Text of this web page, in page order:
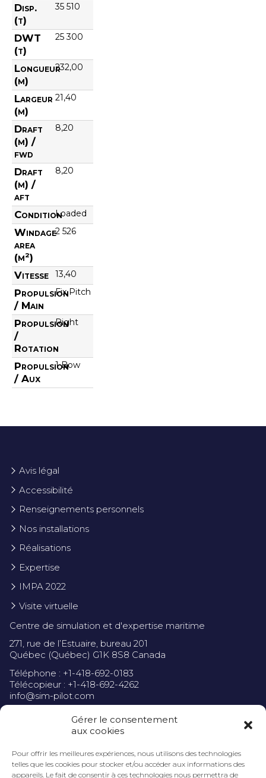
Gérer le consentement
aux cookies
Pour offrir les meilleures expériences, nous utilisons des technologies
telles que les cookies pour stocker et/ou accéder aux informations des
appareils. Le fait de consentir à ces technologies nous permettra de
Disp.
(t)
35 510
DWT
(t)
25 300
Longueur
(m)
232,00
Largeur
(m)
21,40
Draft
(m) /
fwd
8,20
Draft
(m) /
aft
8,20
ConditionLoaded
Windage
area
(m²)
2 526
Vitesse 13,40
Propulsion
/ Main
Fix Pitch
Propulsion
/
Rotation
Right
Propulsion
/ Aux
1 Bow
Avis légal
Accessibilité
Renseignements personnels
Nos installations
Réalisations
Expertise
IMPA 2022
Visite virtuelle
Centre de simulation et d'expertise maritime
271, rue de l’Estuaire, bureau 201
Québec (Québec) G1K 8S8 Canada
Téléphone : +1-418-692-0183
Télécopieur : +1-418-692-4262
info@sim-pilot.com
Politique de confidentialité